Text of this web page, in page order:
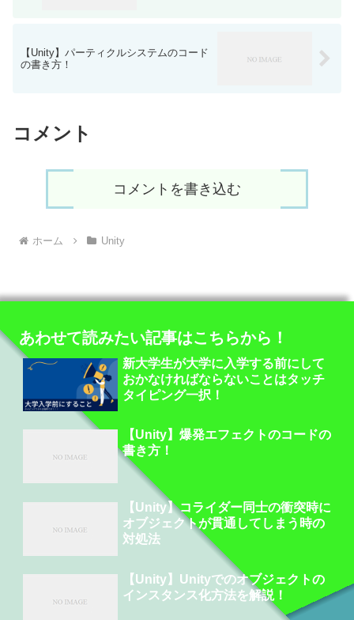
【Unity】パーティクルシステムのコード
の書き方！
コメント
コメントを書き込む
ホーム Unity
あわせて読みたい記事はこちらから！
新大学生が大学に入学する前にして
おかなければならないことはタッチ
タイピング一択！
【Unity】爆発エフェクトのコードの
書き方！
【Unity】コライダー同士の衝突時に
オブジェクトが貫通してしまう時の
対処法
【Unity】Unityでのオブジェクトの
インスタンス化方法を解説！